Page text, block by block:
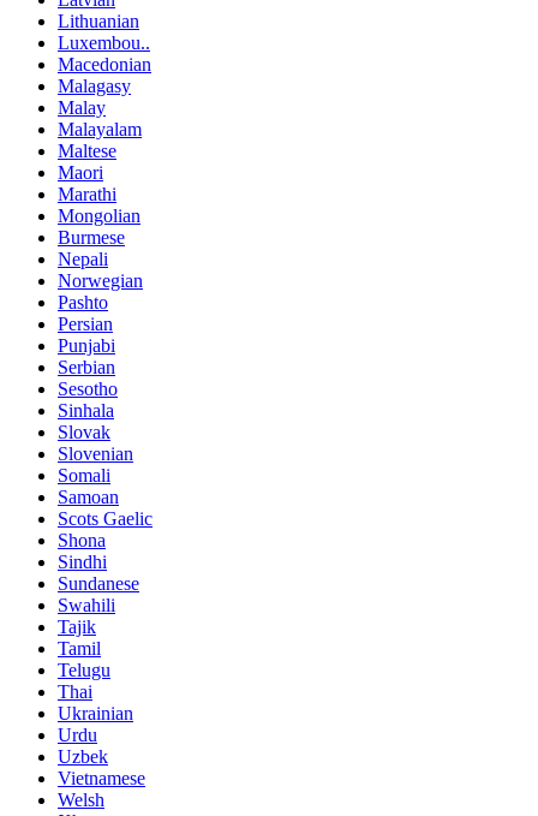
Lithuanian
Luxembou..
Macedonian
Malagasy
Malay
Malayalam
Maltese
Maori
Marathi
Mongolian
Burmese
Nepali
Norwegian
Pashto
Persian
Punjabi
Serbian
Sesotho
Sinhala
Slovak
Slovenian
Somali
Samoan
Scots Gaelic
Shona
Sindhi
Sundanese
Swahili
Tajik
Tamil
Telugu
Thai
Ukrainian
Urdu
Uzbek
Vietnamese
Welsh